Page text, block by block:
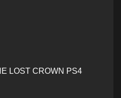
LOST CROWN PS4